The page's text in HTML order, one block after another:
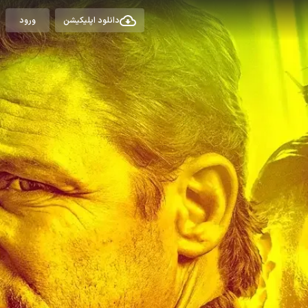
دانلود اپلیکیشن ورود